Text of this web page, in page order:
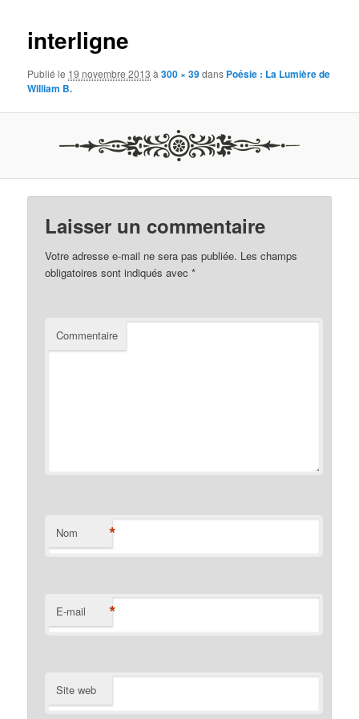
interligne
Publié le 19 novembre 2013 à300 × 39dans Poésie : La Lumière de
William B.
Laisser un commentaire
Votre adresse e-mail ne sera pas publiée. Les champs
obligatoires sont indiqués avec*
Commentaire
Nom *
E-mail *
Site web